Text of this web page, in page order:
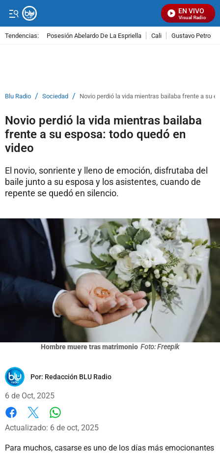
EN VIVO
Señal Visual Radio
Tendencias: Posesión Abelardo De La Espriella Cali Gustavo Petro
Blu Radio / Sociedad / Novio perdió la vida mientras bailaba frente a su
Novio perdió la vida mientras bailaba
frente a su esposa: todo quedó en
video
El novio, sonriente y lleno de emoción, disfrutaba del
baile junto a su esposa y los asistentes, cuando de
repente se quedó en silencio.
Hombre muere tras matrimonio Foto: Freepik
Por: Redacción BLU Radio
6 de Oct, 2025
Facebook
X
Actualizado: 6 de oct, 2025
Para muchos, casarse es uno de los días más emocionantes